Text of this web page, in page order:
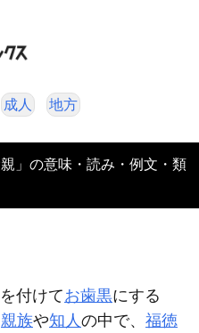
成人 地方
を付けてお歯黒にする
親族や知人の中で、 福徳